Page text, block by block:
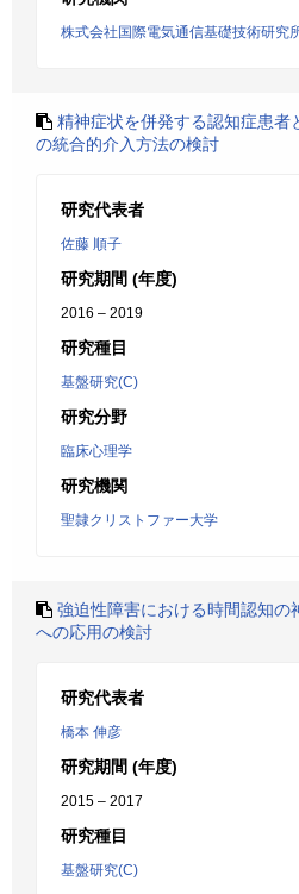
株式会社国際電気通信基礎技術研究
精神症状を併発する認知症患者
の統合的介入方法の検討
研究代表者
佐藤 順子
研究期間 (年度)
2016 – 2019
研究種目
基盤研究(C)
研究分野
臨床心理学
研究機関
聖隷クリストファー大学
強迫性障害における時間認知の
への応用の検討
研究代表者
橋本 伸彦
研究期間 (年度)
2015 – 2017
研究種目
基盤研究(C)